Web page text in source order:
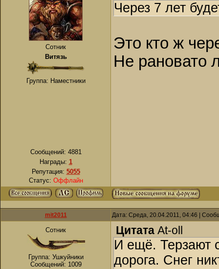
Сотник
Витязь
Группа: Наместники
Сообщений: 4881
Награды: 1
Репутация: 5055
Статус: Оффлайн
Через 7 лет
Это кто ж
Не рановато
mit2011 Дата: Среда, 20.04.2011, 04:46 |
Сотник
Группа: Ушкуйники
Сообщений: 1009
Цитата At-oll
И ещё. Терзают
дорога. Снег